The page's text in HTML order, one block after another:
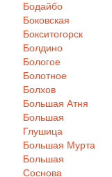
Бодайбо
Боковская
Бокситогорск
Болдино
Бологое
Болотное
Болхов
Большая Атня
Большая
Глушица
Большая Мурта
Большая
Соснова